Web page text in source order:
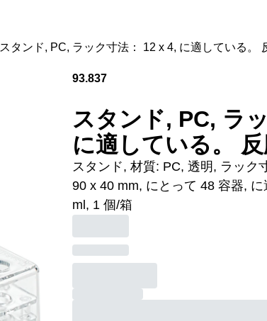
スタンド, PC, ラック寸法： 12 x 4, に適している。
93.837
スタンド, PC, ラ
に適している。
スタンド, 材質: PC, 透明, ラック
90 x 40 mm, にとって 48 容器,
ml, 1 個/箱